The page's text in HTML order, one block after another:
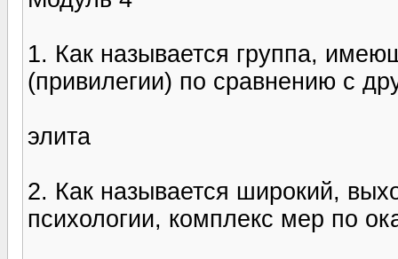
1. Как называется группа,
(привилегии) по сравнению с
элита
2. Как называется широкий,
психологии, комплекс мер по